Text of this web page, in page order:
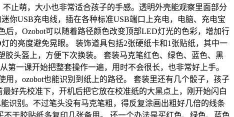
止萌，大小也非常适合孩子的手感。透明外壳能观察里面部分
你USB充电线，插在各种标准USB端口上充电，电脑、充电宝
，Ozobot可以随着路径颜色改变顶部LED灯光的色彩，增加行
的亮度避免晃眼。 装饰道具包括2张硬纸卡和1张贴纸，其中一
头盔上，方便下次换装。 套装马克笔红色、绿色、蓝色、黑
一课开始把整套操作一遍，用时不会很长，也非常好上手。
，ozobot也能识别到纸上的路径。 套装里还有几个骰子，孩子
好先校准下，开机后把它放在校准纸的大黑点上，刚开始闪白
识别。不过笔头没有马克笔粗，得反复涂画出粗好几倍的线条
干胶贴纸多复印几张备用。 还一个办法是买红色、绿色、蓝色